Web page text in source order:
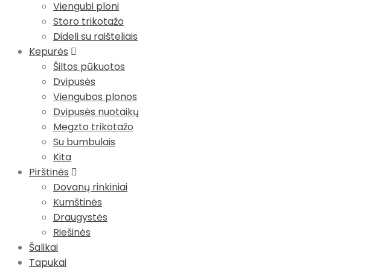
Viengubi ploni
Storo trikotažo
Dideli su raišteliais
Kepurės
Šiltos pūkuotos
Dvipusės
Viengubos plonos
Dvipusės nuotaikų
Megzto trikotažo
Su bumbulais
Kita
Pirštinės
Dovanų rinkiniai
Kumštinės
Draugystės
Riešinės
Šalikai
Tapukai